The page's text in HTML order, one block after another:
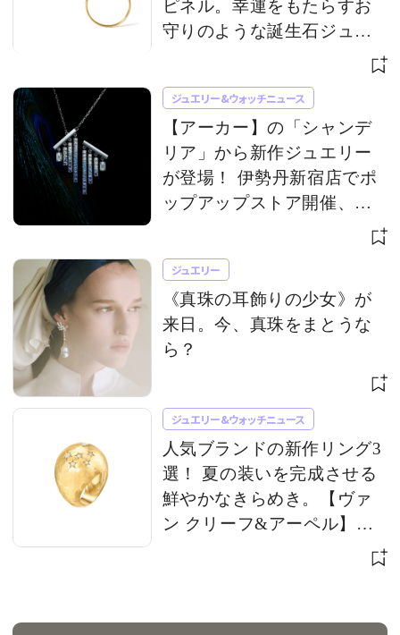
ピネル。幸運をもたらすお
守りのような誕生石ジュエ
ジュエリー&ウォッチニュース
【アーカー】の「シャンデ
リア」から新作ジュエリー
が登場！ 伊勢丹新宿店でポ
ップアップストア開催、限
ジュエリー
《真珠の耳飾りの少女》が
来日。今、真珠をまとうな
ら？
ジュエリー&ウォッチニュース
人気ブランドの新作リング3
選！ 夏の装いを完成させる
鮮やかなきらめき。【ヴァ
ン クリーフ&アーペル】